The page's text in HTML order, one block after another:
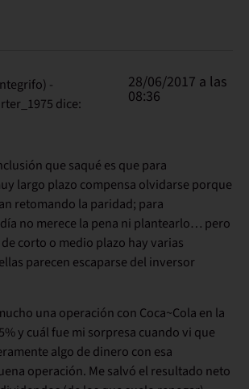
-
dice:
28/06/2017 a las
08:36
que saqué es que para
largo plazo compensa olvidarse porque
retomando la paridad; para
no merece la pena ni plantearlo… pero
corto o medio plazo hay varias
parecen escaparse del inversor
una operación con Coca~Cola en la
y cuál fue mi sorpresa cuando vi que
algo de dinero con esa
operación. Me salvó el resultado neto